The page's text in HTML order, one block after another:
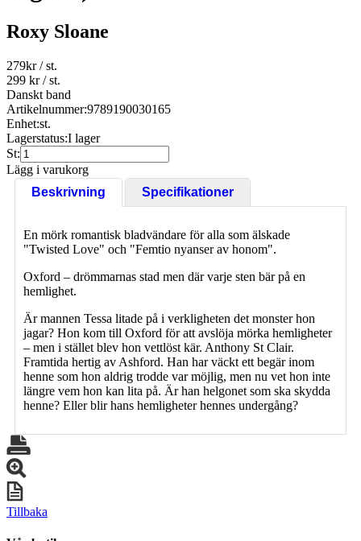
Roxy Sloane
279kr/ st.
299 kr/ st.
Danskt band
Artikelnummer:9789190030165
Enhet:st.
Lagerstatus:I lager
St:
Lägg i varukorg
Beskrivning
Specifikationer
En mörk romantisk bladvändare för alla som älskade
"Twisted Love" och "Femtio nyanser av honom".
Oxford – drömmarnas stad men där varje sten bär på en
hemlighet.
Är mannen Tessa litade på i verkligheten det monster hon
jagar? Hon kom till Oxford för att avslöja mörka hemligheter
– men i stället blev hon vettlöst kär. Anthony St Clair.
Framtida hertig av Ashford. Han har väckt ett begär inom
henne som hon aldrig trodde var möjlig, men nu vet hon inte
längre vem hon kan lita på. Är han helgonet som ska skydda
henne? Eller blir hans hemligheter hennes undergång?
Tillbaka